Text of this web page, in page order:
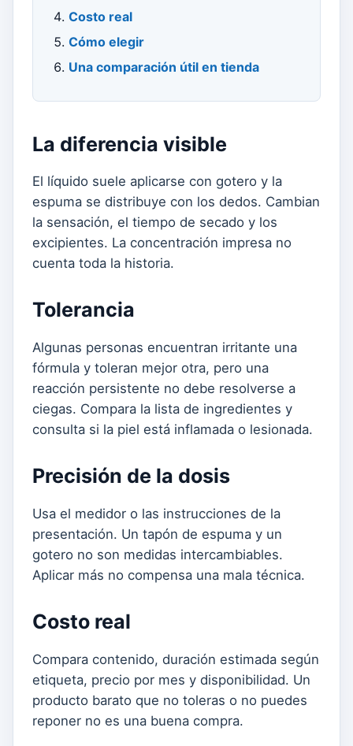
Costo real
Cómo elegir
Una comparación útil en tienda
La diferencia visible
El líquido suele aplicarse con gotero y la
espuma se distribuye con los dedos. Cambian
la sensación, el tiempo de secado y los
excipientes. La concentración impresa no
cuenta toda la historia.
Tolerancia
Algunas personas encuentran irritante una
fórmula y toleran mejor otra, pero una
reacción persistente no debe resolverse a
ciegas. Compara la lista de ingredientes y
consulta si la piel está inflamada o lesionada.
Precisión de la dosis
Usa el medidor o las instrucciones de la
presentación. Un tapón de espuma y un
gotero no son medidas intercambiables.
Aplicar más no compensa una mala técnica.
Costo real
Compara contenido, duración estimada según
etiqueta, precio por mes y disponibilidad. Un
producto barato que no toleras o no puedes
reponer no es una buena compra.